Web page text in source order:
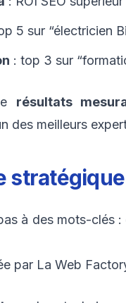
5 sur “électricien
: top 3 sur
résultats
des meilleurs
à des mots-clés :
par La Web